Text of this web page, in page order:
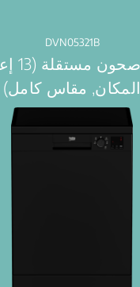
DVN05321B
المكان, مقاس كامل)